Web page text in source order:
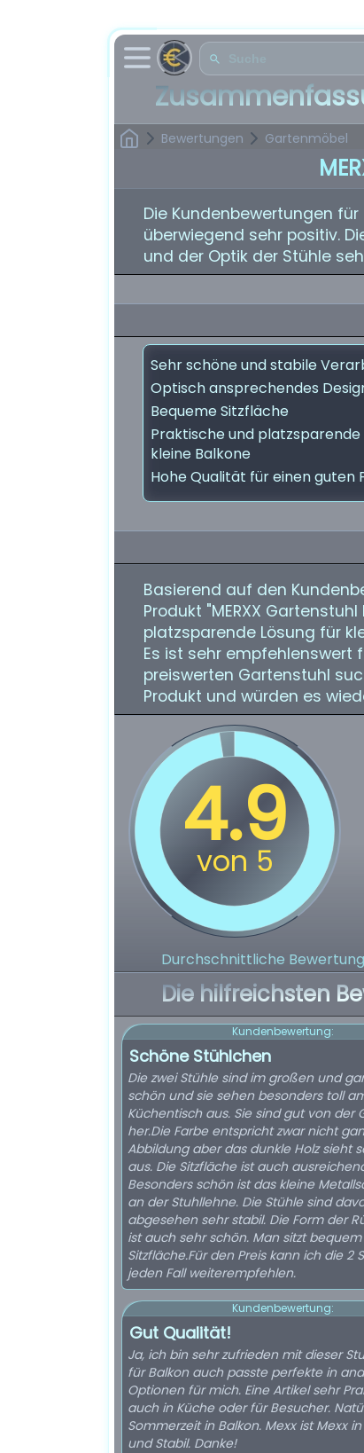
Bewertungen Gartenmöbel
Die Kundenbewertungen für
überwiegend sehr positiv.
und der Optik der Stühle
Sehr schöne und stabile
Optisch ansprechendes
Bequeme Sitzfläche
Praktische und platzsparende
kleine Balkone
Hohe Qualität für einen guten
Basierend auf den
Produkt "MERXX
platzsparende Lösung für
Es ist sehr empfehlenswert
preiswerten Gartenstuhl
Produkt und würden es
Durchschnittliche
Die hilfreichsten
Kundenbewertung:
Schöne Stühlchen
Die zwei Stühle sind im großen und
schön und sie sehen besonders toll
Küchentisch aus. Sie sind gut von der
her.Die Farbe entspricht zwar nicht
Abbildung aber das dunkle Holz sieht
aus. Die Sitzfläche ist auch
Besonders schön ist das kleine
an der Stuhllehne. Die Stühle sind
abgesehen sehr stabil. Die Form der
ist auch sehr schön. Man sitzt
Sitzfläche.Für den Preis kann ich die 2
jeden Fall weiterempfehlen.
Kundenbewertung:
Gut Qualität!
Ja, ich bin sehr zufrieden mit dieser
für Balkon auch passte perfekte in
Optionen für mich. Eine Artikel sehr
auch in Küche oder für Besucher.
Sommerzeit in Balkon. Mexx ist Mexx
und Stabil. Danke!